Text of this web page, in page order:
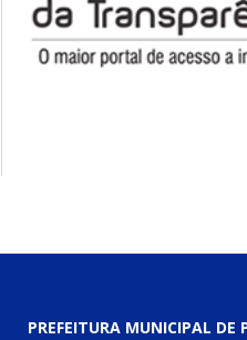
PREFEITURA MUNICIPAL DE